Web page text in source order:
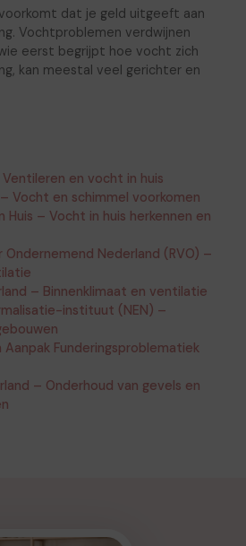
dat je geld uitgeeft aan
Vochtproblemen verdwijnen
eerst begrijpt hoe vocht zich
kan meestal veel gerichter en
en vocht in huis
Vocht en schimmel voorkomen
Huis – Vocht in huis herkennen en
Ondernemend Nederland (RVO) –
– Binnenklimaat en ventilatie
instituut (NEN) –
Aanpak Funderingsproblematiek
– Onderhoud van gevels en